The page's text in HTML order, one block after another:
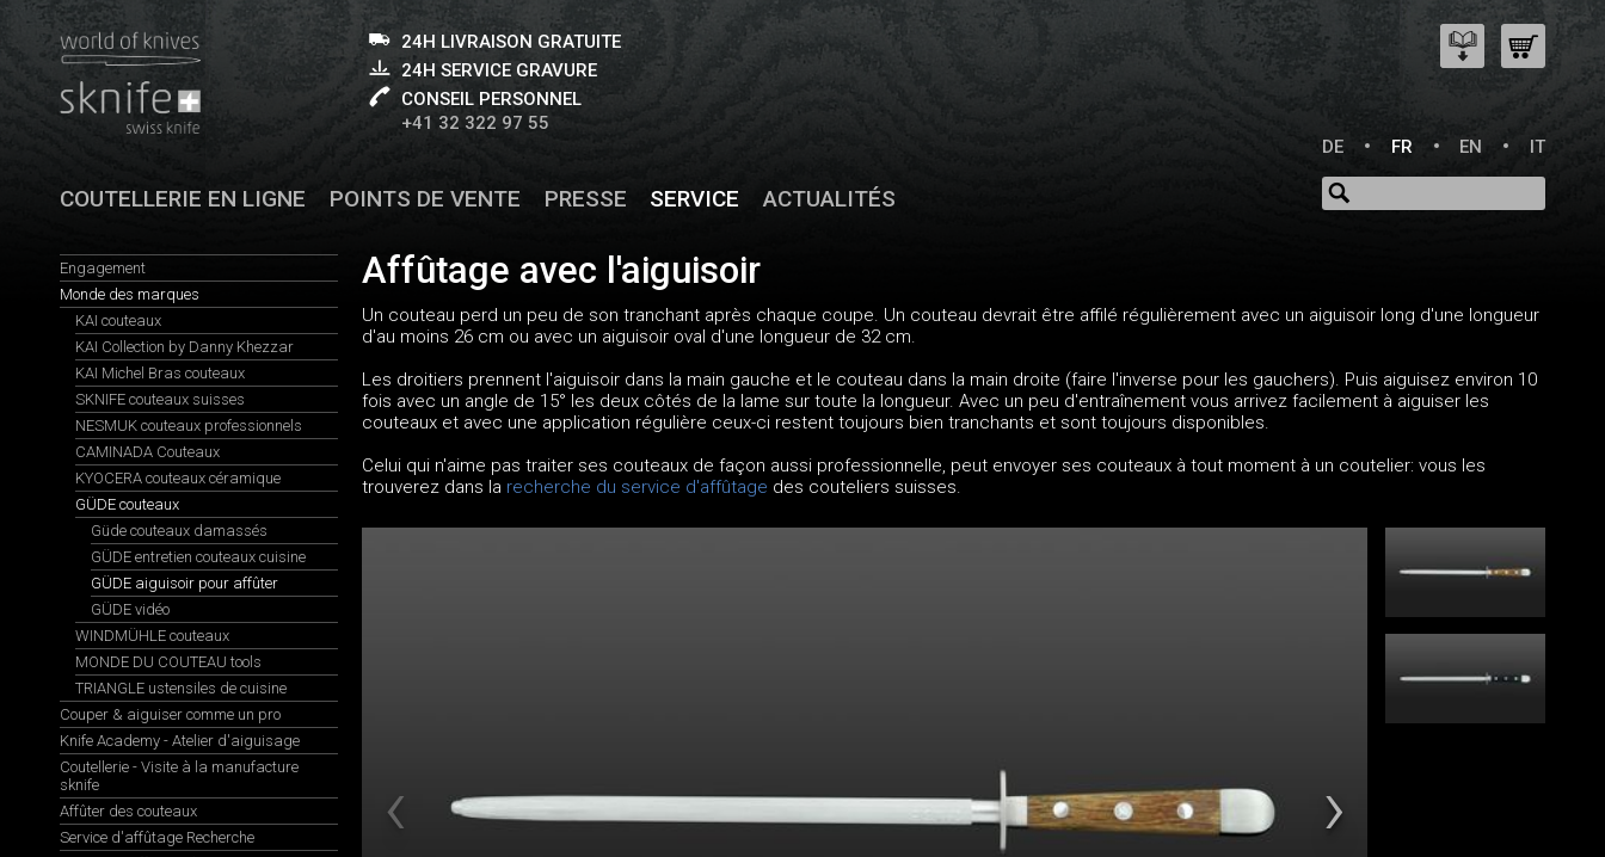
24H LIVRAISON GRATUITE
24H SERVICE GRAVURE
CONSEIL PERSONNEL
+41 32 322 97 55
DE
FR EN IT
COUTELLERIE EN LIGNE POINTS DE VENTE PRESSE SERVICE ACTUALITÉS
Engagement
Monde des marques
KAI couteaux
KAI Collection by Danny Khezzar
KAI Michel Bras couteaux
SKNIFE couteaux suisses
NESMUK couteaux professionnels
CAMINADA Couteaux
KYOCERA couteaux céramique
GÜDE couteaux
Güde couteaux damassés
GÜDE entretien couteaux cuisine
GÜDE aiguisoir pour affûter
GÜDE vidéo
WINDMÜHLE couteaux
MONDE DU COUTEAU tools
TRIANGLE ustensiles de cuisine
Couper & aiguiser comme un pro
Knife Academy - Atelier d'aiguisage
Coutellerie - Visite à la manufacture
sknife
Affûter des couteaux
Service d'affûtage Recherche
Affûtage avec l'aiguisoir
Un couteau perd un peu de son tranchant après chaque coupe. Un couteau devrait être affilé régulièrement avec un aiguisoir long d'une longueur
d'au moins 26 cm ou avec un aiguisoir oval d'une longueur de 32 cm.
Les droitiers prennent l'aiguisoir dans la main gauche et le couteau dans la main droite (faire l'inverse pour les gauchers). Puis aiguisez environ 10
fois avec un angle de 15° les deux côtés de la lame sur toute la longueur. Avec un peu d'entraînement vous arrivez facilement à aiguiser les
couteaux et avec une application régulière ceux-ci restent toujours bien tranchants et sont toujours disponibles.
Celui qui n'aime pas traiter ses couteaux de façon aussi professionnelle, peut envoyer ses couteaux à tout moment à un coutelier: vous les
trouverez dans la recherche du service d'affûtage des couteliers suisses.